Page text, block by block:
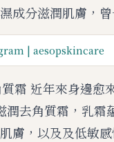
成分滋潤肌膚，
| aesopskincare
霜 近年來身邊愈
去角質霜，乳霜
膚，以及及低敏